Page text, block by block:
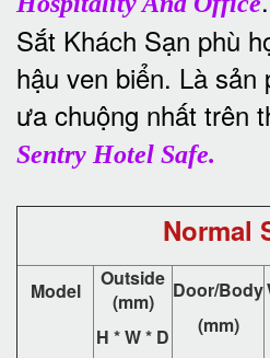
Sắt Khách Sạn phù
hậu ven biển. Là
ưa chuộng nhất trên
Sentry Hotel Safe.
Normal
Model
Outside
(mm)
H * W * D
Door/Body
(mm)